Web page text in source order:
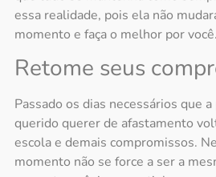
essa realidade, pois ela não
momento e faça o melhor por você.
Retome seus
Passado os dias necessários que a
querido querer de afastamento
escola e demais compromissos.
momento não se force a ser a